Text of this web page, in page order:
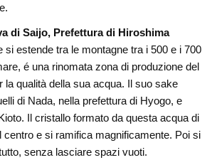
di Saijo, Prefettura di Hiroshima
si estende tra le montagne tra i 500 e i 700
é una rinomata zona di produzione del
la qualità della sua acqua. Il suo sake
di Nada, nella prefettura di Hyogo, e
Il cristallo formato da questa acqua di
centro e si ramifica magnificamente. Poi si
senza lasciare spazi vuoti.